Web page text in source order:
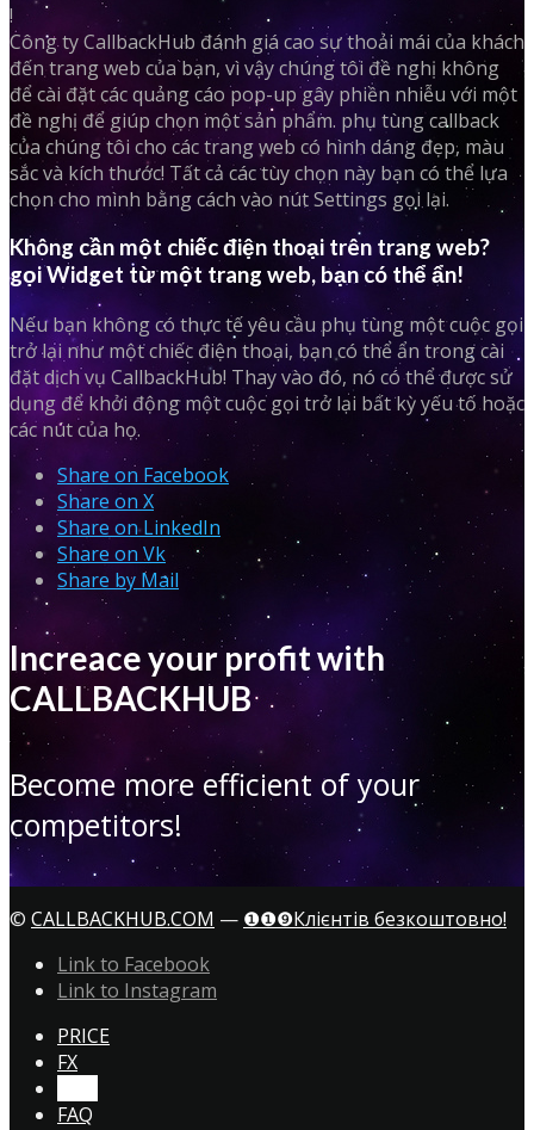
!
Công ty CallbackHub đánh giá cao sự thoải mái của khách
đến trang web của bạn, vì vậy chúng tôi đề nghị không
để cài đặt các quảng cáo pop-up gây phiền nhiễu với một
đề nghị để giúp chọn một sản phẩm. phụ tùng callback
của chúng tôi cho các trang web có hình dáng đẹp, màu
sắc và kích thước! Tất cả các tùy chọn này bạn có thể lựa
chọn cho mình bằng cách vào nút Settings gọi lại.
Không cần một chiếc điện thoại trên trang web?
gọi Widget từ một trang web, bạn có thể ẩn!
Nếu bạn không có thực tế yêu cầu phụ tùng một cuộc gọi
trở lại như một chiếc điện thoại, bạn có thể ẩn trong cài
đặt dịch vụ CallbackHub! Thay vào đó, nó có thể được sử
dụng để khởi động một cuộc gọi trở lại bất kỳ yếu tố hoặc
các nút của họ.
Share on Facebook
Share on X
Share on LinkedIn
Share on Vk
Share by Mail
Increace your profit with
CALLBACKHUB
Become more efficient of your
competitors!
© CALLBACKHUB.COM — ❶❶❾Клієнтів безкоштовно!
Link to Facebook
Link to Instagram
PRICE
FX
FAQ